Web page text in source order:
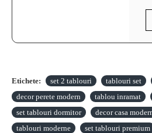
Etichete: set 2 tablouri tablouri set
decor perete modern
tablou inramat
set tablouri dormitor
decor casa
tablouri moderne
set tablouri premium